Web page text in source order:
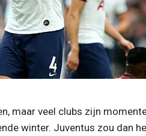
maar veel clubs zijn
winter. Juventus zou dan